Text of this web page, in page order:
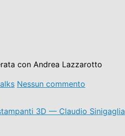
con Andrea Lazzarotto
Nessun commento
3D — Claudio Sinigaglia